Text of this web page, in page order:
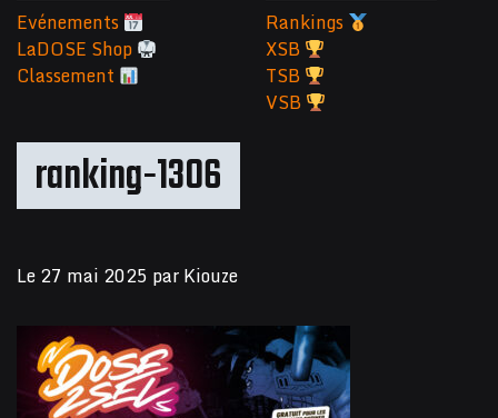
ranking-1306
Le27 mai 2025 parKiouze
Evénements
LaDOSE Shop
Classement
Rankings
XSB
TSB
VSB